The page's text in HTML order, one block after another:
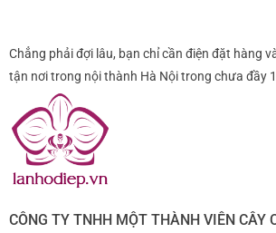
Chẳng phải đợi lâu, bạn chỉ cần điện đặt hàng
tận nơi trong nội thành Hà Nội trong chưa đầy
CÔNG TY TNHH MỘT THÀNH VIÊN CÂY